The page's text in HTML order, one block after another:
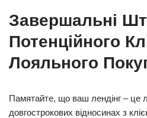
Завершальні
Потенційного
Лояльного
Памятайте, що ваш лендінг – це
довгострокових відносинах з